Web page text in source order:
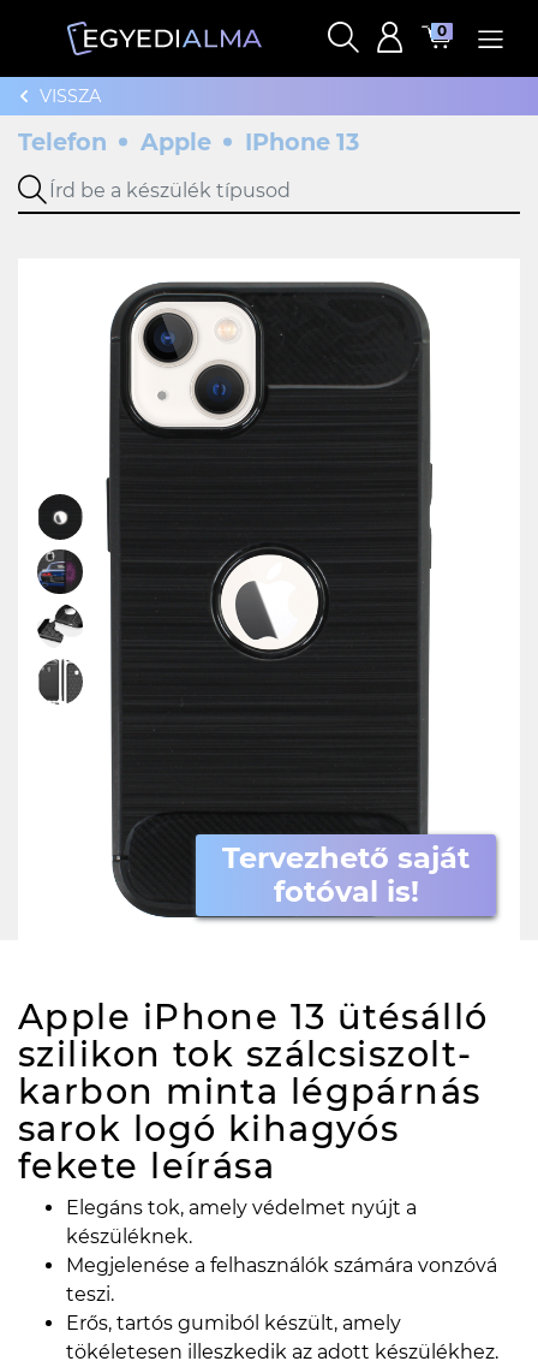
0
VISSZA
Telefon Apple IPhone 13
Tervezhető saját
fotóval is!
Apple iPhone 13 ütésálló
szilikon tok szálcsiszolt-
karbon minta légpárnás
sarok logó kihagyós
fekete leírása
Elegáns tok, amely védelmet nyújt a
készüléknek.
Megjelenése a felhasználók számára vonzóvá
teszi.
Erős, tartós gumiból készült, amely
tökéletesen illeszkedik az adott készülékhez.